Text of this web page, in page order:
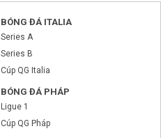
BÓNG ĐÁ ITALIA
Series A
Series B
Cúp QG Italia
BÓNG ĐÁ PHÁP
Ligue 1
Cúp QG Pháp